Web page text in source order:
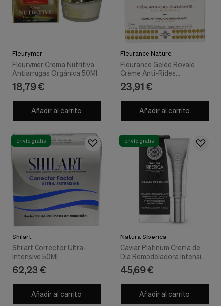
Fleurymer
Fleurymer Crema Nutritiva
Antiarrugas Orgánica 50Ml
18,79 €
Añadir al carrito
Fleurance Nature
Fleurance Gelée Royale
Crème Anti-Rides
Régénérante 50Ml
23,91 €
Añadir al carrito
envío gratis
Shilart
Shilart Corrector Ultra-
Intensive 50Ml.
62,23 €
Añadir al carrito
envío gratis
Natura Siberica
Caviar Platinum Crema de
Dia Remodeladora Intensiva
30 ml - Natura Siberica
45,69 €
Añadir al carrito